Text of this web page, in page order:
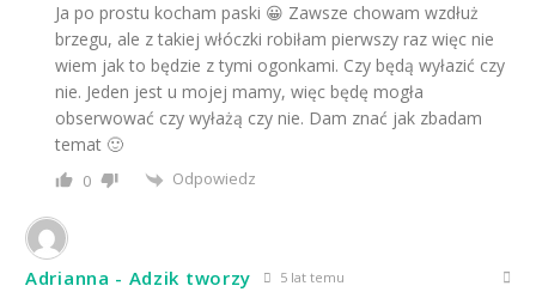
Ja po prostu kocham paski 😀 Zawsze chowam wzdłuż
brzegu, ale z takiej włóczki robiłam pierwszy raz więc nie
wiem jak to będzie z tymi ogonkami. Czy będą wyłazić czy
nie. Jeden jest u mojej mamy, więc będę mogła
obserwować czy wyłażą czy nie. Dam znać jak zbadam
temat 🙂
0 Odpowiedz
Adrianna - Adzik tworzy 5 lat temu